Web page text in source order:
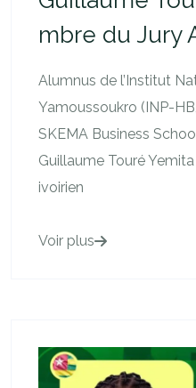
mbre du Jury
Alumnus de l’Institut
Yamoussoukro (INP-
SKEMA Business
Guillaume Touré
ivoirien
Voir plus